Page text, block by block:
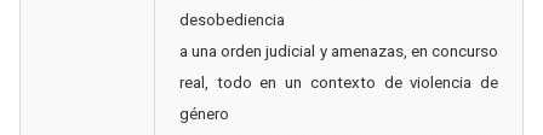
desobediencia
a una orden judicial y amenazas, en concurso
real, todo en un contexto de violencia de
género